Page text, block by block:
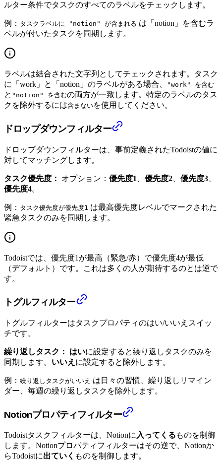
ルター条件でタスクのすべてのラベルをチェックします。
例： タスクラベルに "notion" が含まれる は「notion」を含むラ
ベルが付いたタスクを同期します。
ラベルは結合された文字列としてチェックされます。タスク
に「work」と「notion」のラベルがある場合、
"work" を含む
と "notion" を含むの両方が一致します。特定のラベルのタス
クを除外するには含まないを使用してください。
ドロップダウンフィルター
ドロップダウンフィルターは、事前定義されたTodoistの値に
対してマッチングします。
タスク優先度： オプション： 優先度1 優先度2 優先度3
優先度4。
例： タスク優先度が優先度1 は最高優先度レベルでマークされた
緊急タスクのみを同期します。
Todoistでは、優先度1が最高（緊急/赤）で優先度4が最低
（デフォルト）です。これは多くの人が期待するのとは逆で
す。
トグルフィルター
トグルフィルターはタスクプロパティのはい/いいえスイッ
チです。
繰り返しタスク： はいに設定すると繰り返しタスクのみを
同期します。 いいえ に設定すると除外します。
例： 繰り返しタスクがいいえ は日々の習慣、繰り返しリマイン
ダー、毎週の繰り返しタスクを除外します。
Notionプロパティフィルター
Todoistタスクフィルターは、Notionに入ってくる ものを制御
します。Notionプロパティフィルターはその逆で、Notionか
らTodoistに出ていく ものを制御します。